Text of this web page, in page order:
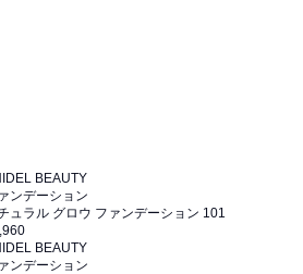
BEAUTY
ンデーション
ュラル グロウ ファンデーション 101
BEAUTY
ンデーション